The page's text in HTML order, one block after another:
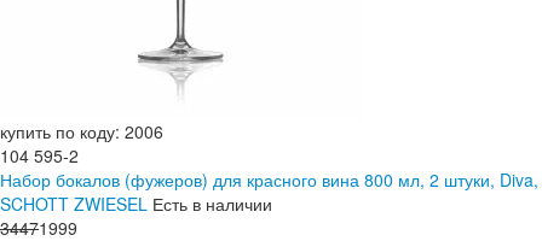
купить по коду: 2006
104 595-2
Набор бокалов (фужеров) для красного вина 800 мл, 2 штуки, Diva,
SCHOTT ZWIESEL Есть в наличии
34471999